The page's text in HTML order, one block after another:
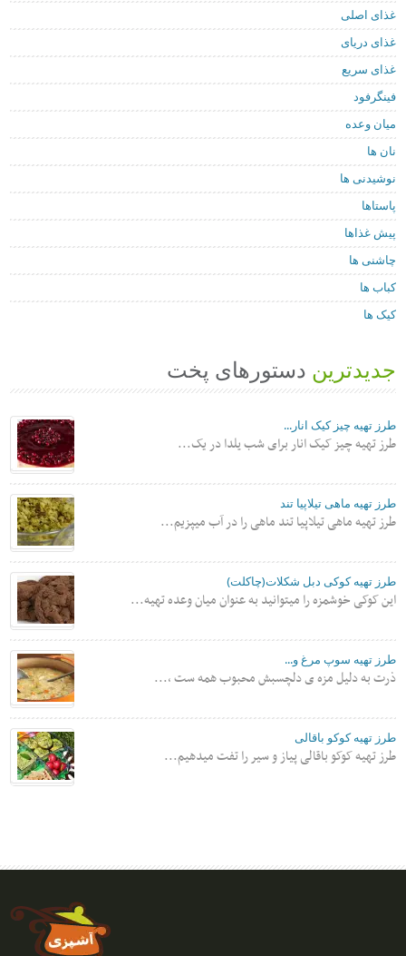
غذای اصلی
غذای دریای
غذای سریع
فینگرفود
میان وعده
نان ها
نوشیدنی ها
پاستاها
پیش غذاها
چاشنی ها
کباب ها
کیک ها
جدیدترین دستورهای پخت
طرز تهیه چیز کیک انار...
طرز تهیه چیز کیک انار برای شب یلدا در یک...
طرز تهیه ماهی تیلاپیا تند
طرز تهیه ماهی تیلاپیا تند ماهی را در آب میپزیم...
طرز تهیه کوکی دبل شکلات(چاکلت)
این کوکی خوشمزه را میتوانید به عنوان میان وعده تهیه...
طرز تهیه سوپ مرغ و...
ذرت به دلیل مزه ی دلچسبش محبوب همه ست ،...
طرز تهیه کوکو باقالی
طرز تهیه کوکو باقالی پیاز و سیر را تفت میدهیم...